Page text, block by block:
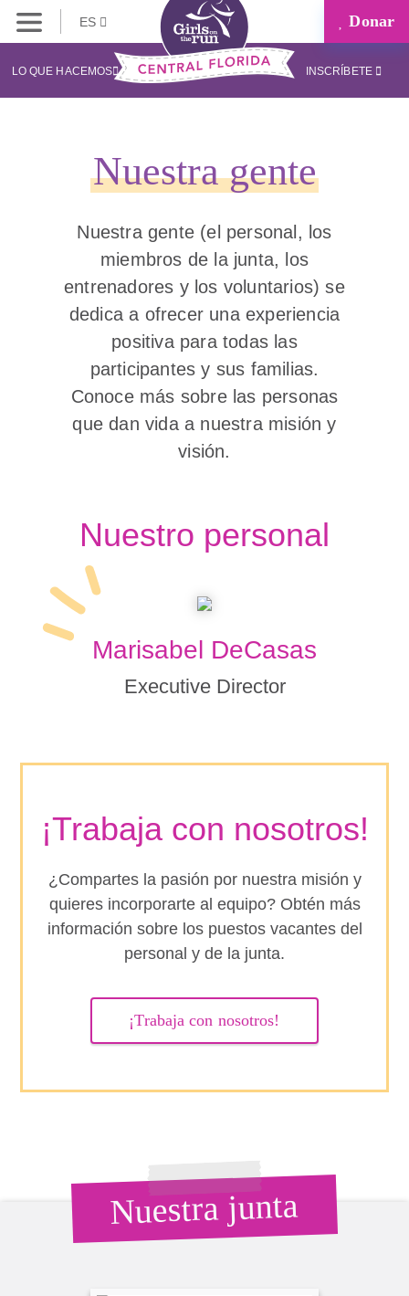
ES Donar
LO QUE HACEMOS INSCRÍBETE
Nuestra gente
Nuestra gente (el personal, los
miembros de la junta, los
entrenadores y los voluntarios) se
dedica a ofrecer una experiencia
positiva para todas las
participantes y sus familias.
Conoce más sobre las personas
que dan vida a nuestra misión y
visión.
Nuestro personal
Marisabel DeCasas
Executive Director
¡Trabaja con nosotros!
¿Compartes la pasión por nuestra misión y
quieres incorporarte al equipo? Obtén más
información sobre los puestos vacantes del
personal y de la junta.
¡Trabaja con nosotros!
Nuestra junta